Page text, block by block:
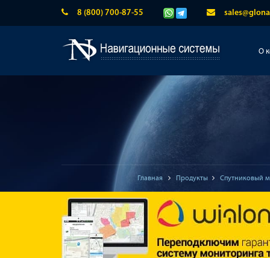
8 (800) 700-87-55
О
Главная Продукты Спутниковый